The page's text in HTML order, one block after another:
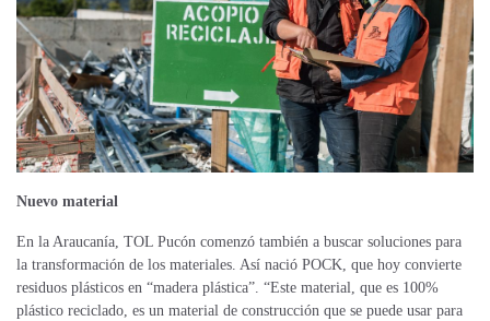
Nuevo material
En la Araucanía, TOL Pucón comenzó también a buscar soluciones para
la transformación de los materiales. Así nació POCK, que hoy convierte
residuos plásticos en “madera plástica”. “Este material, que es 100%
plástico reciclado, es un material de construcción que se puede usar para